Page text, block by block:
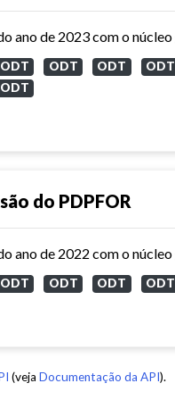
ODT ODT ODT ODT
ODT
do PDPFOR
ODT ODT ODT ODT
(veja Documentação da API).